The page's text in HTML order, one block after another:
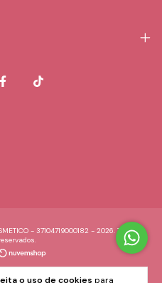
o uso de cookies para
- 37104719000182 - 2026. Todos os